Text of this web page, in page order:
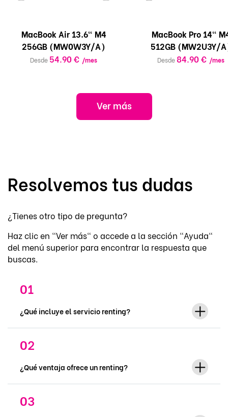
MacBook Air 13.6" M4
256GB (MW0W3Y/A)
Desde 54.90 € /mes
MacBook Pro 14"
512GB (MW2U3Y/
Desde84.90 € /mes
Ver más
Resolvemos tus dudas
¿Tienes otro tipo de pregunta?
Haz clic en "Ver más" o accede a la sección "Ayuda"
del menú superior para encontrar la respuesta que
buscas.
¿Qué incluye el servicio renting?
¿Qué ventaja ofrece un renting?